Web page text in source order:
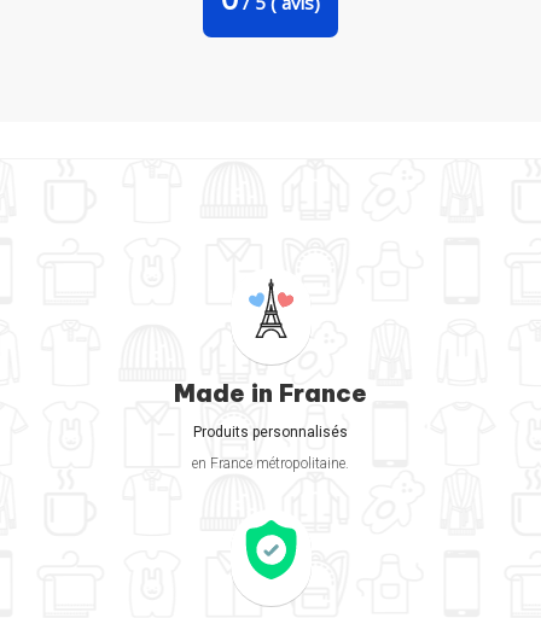
Made in France
Produits personnalisés
en France métropolitaine.